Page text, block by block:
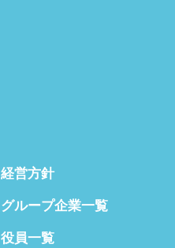
経営方針
グループ企業一覧
役員一覧